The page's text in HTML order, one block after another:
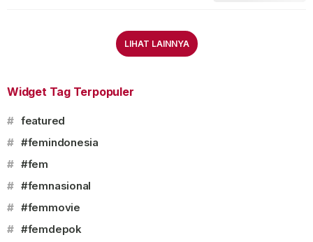
LIHAT LAINNYA
Widget Tag Terpopuler
# featured
# #femindonesia
# #fem
# #femnasional
# #femmovie
# #femdepok